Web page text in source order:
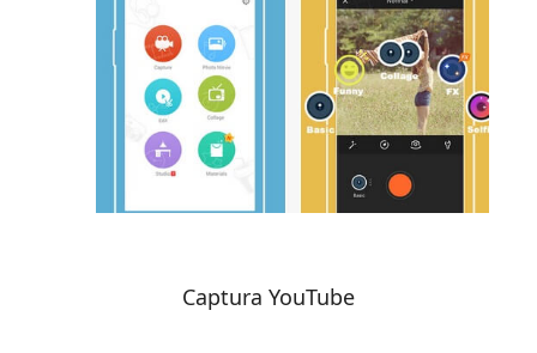
Captura YouTube